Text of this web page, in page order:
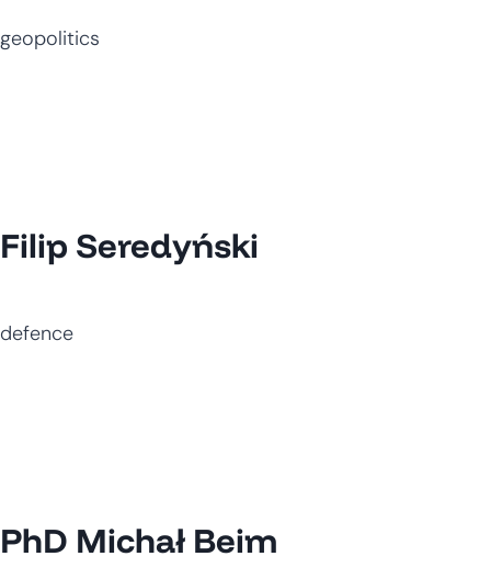
geopolitics
Filip Seredyński
defence
PhD Michał Beim